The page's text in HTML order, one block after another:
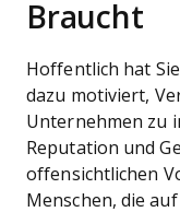
Braucht
Hoffentlich hat
dazu motiviert,
Unternehmen zu
Reputation und
offensichtlichen
Menschen, die